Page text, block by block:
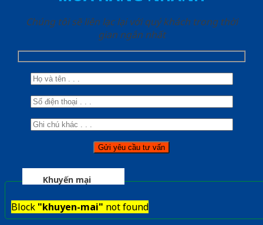
Chúng tôi sẽ liên lạc lại với quý khách trong thời
gian ngắn nhất
Khuyến mại
Block "khuyen-mai" not found